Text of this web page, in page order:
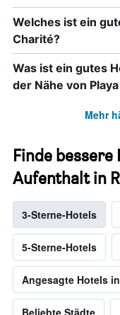
Welches ist ein
Charité?
Was ist ein gutes
der Nähe von
Mehr
Finde
Aufenthalt in
3-Sterne-Hotels
5-Sterne-Hotels
Angesagte Hotels